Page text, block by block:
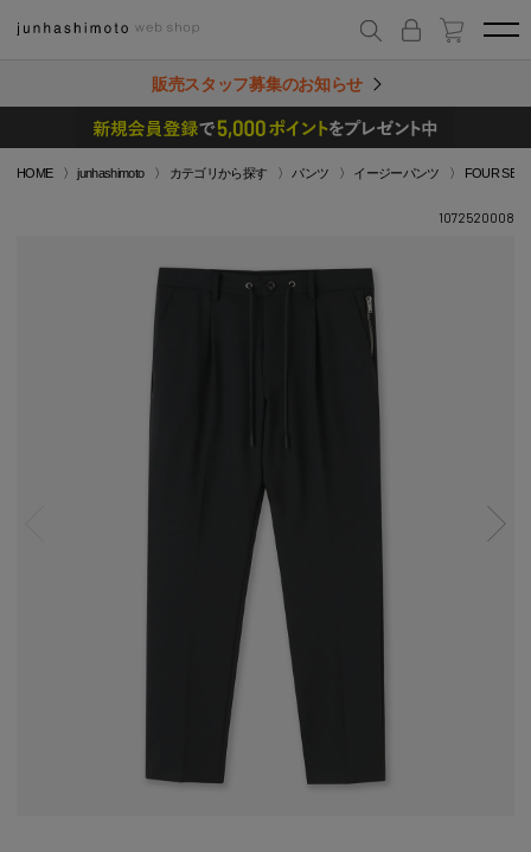
販売スタッフ募集のお知らせ
HOME junhashimoto カテゴリから探す パンツ イージーパンツ FOUR
1072520008